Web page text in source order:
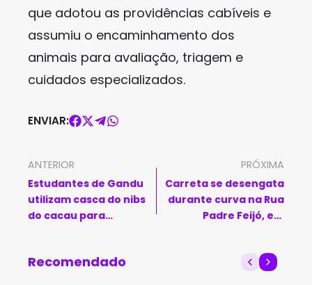
que adotou as providências cabíveis e
assumiu o encaminhamento dos
animais para avaliação, triagem e
cuidados especializados.
ENVIAR:
ANTERIOR
Estudantes de Gandu
utilizam casca do nibs
do cacau para
PRÓXIMA
Carreta se desengata
durante curva na Rua
Padre Feijó, em
Recomendado